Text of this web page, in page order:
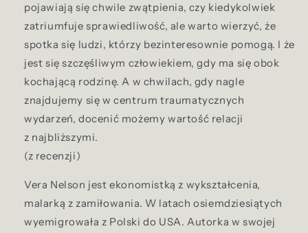
pojawiają się chwile zwątpienia, czy kiedykolwiek
zatriumfuje sprawiedliwość, ale warto wierzyć, że
spotka się ludzi, którzy bezinteresownie pomogą. I że
jest się szczęśliwym człowiekiem, gdy ma się obok
kochającą rodzinę. A w chwilach, gdy nagle
znajdujemy się w centrum traumatycznych
wydarzeń, docenić możemy wartość relacji
z najbliższymi.
(z recenzji)
Vera Nelson jest ekonomistką z wykształcenia,
malarką z zamiłowania. W latach osiemdziesiątych
wyemigrowała z Polski do USA. Autorka w swojej